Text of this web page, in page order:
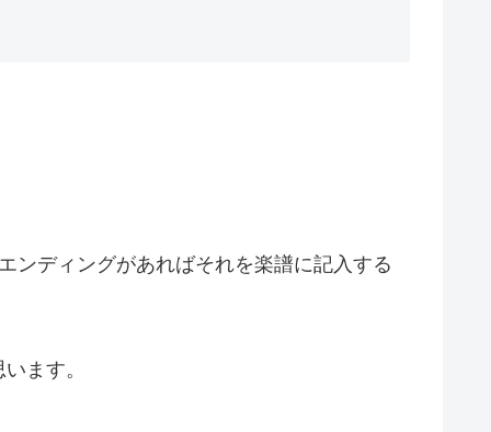
ンディングがあればそれを楽譜に記入する
ます。